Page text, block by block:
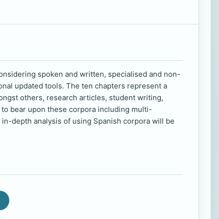
spoken and written, specialised and non-
updated tools. The ten chapters represent a
others, research articles, student writing,
bear upon these corpora including multi-
depth analysis of using Spanish corpora will be